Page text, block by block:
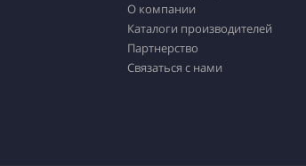
О компании
Каталоги производителей
Партнерство
Связаться с нами